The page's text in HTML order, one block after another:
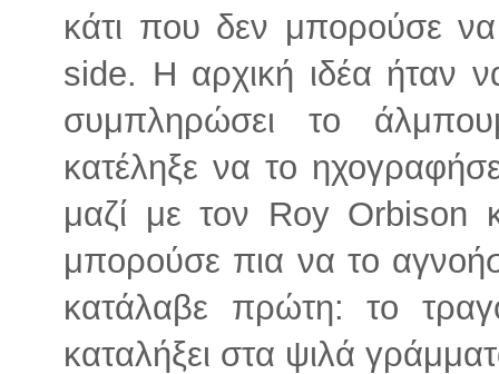
κάτι που δεν μπορούσε
side. Η αρχική ιδέα ήταν
συμπληρώσει το
κατέληξε να το
μαζί με τον Roy Orbison
μπορούσε πια να το
κατάλαβε πρώτη: το
καταλήξει στα ψιλά